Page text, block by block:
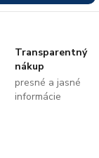
Transparentný
nákup
presné a jasné
informácie